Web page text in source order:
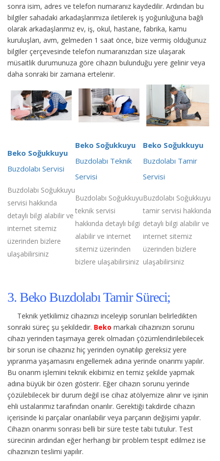
sonra isim, adres ve telefon numaranız kaydedilir. Ardından bu
bilgiler sahadaki arkadaşlarımıza iletilerek iş yoğunluğuna bağlı
olarak arkadaşlarımız ev, iş, okul, hastane, fabrika, kamu
kuruluşları, avm, gelmeden 1 saat önce, bize vermiş olduğunuz
bilgiler çerçevesinde telefon numaranızdan size ulaşarak
müsaitlik durumunuza göre cihazın bulunduğu yere gelinir veya
daha sonraki bir zamana ertelenir.
Beko Soğukkuyu
Buzdolabı Servisi
Buzdolabı Soğukkuyu
servisi hakkında
detaylı bilgi alabilir ve
internet sitemiz
üzerinden bizlere
ulaşabilirsiniz
Beko Soğukkuyu
Buzdolabı Teknik
Servisi
Buzdolabı Soğukkuyu
teknik servisi
hakkında detaylı bilgi
alabilir ve internet
sitemiz üzerinden
bizlere ulaşabilirsiniz
Beko Soğukkuyu
Buzdolabı Tamir
Servisi
Buzdolabı Soğukkuyu
tamir servisi hakkında
detaylı bilgi alabilir ve
internet sitemiz
üzerinden bizlere
ulaşabilirsiniz
3. Beko Buzdolabı Tamir Süreci;
Teknik yetkilimiz cihazınızı inceleyip sorunları belirledikten
sonraki süreç şu şekildedir. Beko markalı cihazınızın sorunu
cihazı yerinden taşımaya gerek olmadan çözümlendirilebilecek
bir sorun ise cihazınız hiç yerinden oynatılıp gereksiz yere
yıpranma yaşamasını engellemek adına yerinde onarımı yapılır.
Bu onarım işlemini teknik ekibimiz en temiz şekilde yapmak
adına büyük bir özen gösterir. Eğer cihazın sorunu yerinde
çözülebilecek bir durum değil ise cihaz atölyemize alınır ve işinin
ehli ustalarımız tarafından onarılır. Gerektiği takdirde cihazın
içerisinde ki parçalar onarılabilir veya parçanın değişimi yapılır.
Cihazın onarımı sonrası belli bir süre teste tabi tutulur. Test
sürecinin ardından eğer herhangi bir problem tespit edilmez ise
cihazınızın teslimi yapılır.